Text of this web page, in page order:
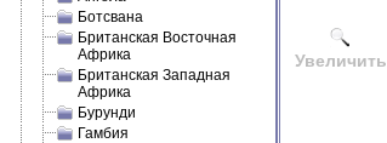
Ботсвана
Британская Восточная
Африка
Британская Западная
Африка
Бурунди
Гамбия
Увеличить